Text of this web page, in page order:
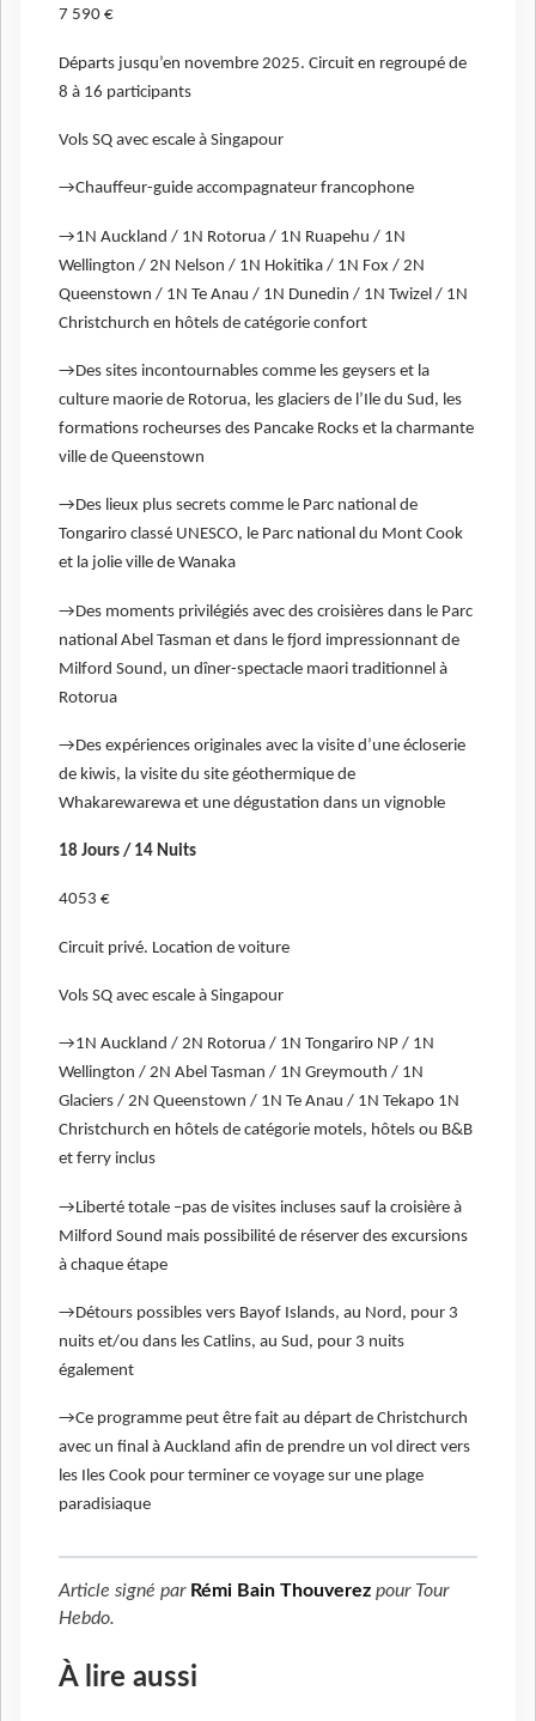
7 590 €
Départs jusqu’en novembre 2025. Circuit en regroupé de
8 à 16 participants
Vols SQ avec escale à Singapour
→Chauffeur-guide accompagnateur francophone
→1N Auckland / 1N Rotorua / 1N Ruapehu / 1N
Wellington / 2N Nelson / 1N Hokitika / 1N Fox / 2N
Queenstown / 1N Te Anau / 1N Dunedin / 1N Twizel / 1N
Christchurch en hôtels de catégorie confort
→Des sites incontournables comme les geysers et la
culture maorie de Rotorua, les glaciers de l’Ile du Sud, les
formations rocheurses des Pancake Rocks et la charmante
ville de Queenstown
→Des lieux plus secrets comme le Parc national de
Tongariro classé UNESCO, le Parc national du Mont Cook
et la jolie ville de Wanaka
→Des moments privilégiés avec des croisières dans le Parc
national Abel Tasman et dans le fjord impressionnant de
Milford Sound, un dîner-spectacle maori traditionnel à
Rotorua
→Des expériences originales avec la visite d’une écloserie
de kiwis, la visite du site géothermique de
Whakarewarewa et une dégustation dans un vignoble
18 Jours / 14 Nuits
4053 €
Circuit privé. Location de voiture
Vols SQ avec escale à Singapour
→1N Auckland / 2N Rotorua / 1N Tongariro NP / 1N
Wellington / 2N Abel Tasman / 1N Greymouth / 1N
Glaciers / 2N Queenstown / 1N Te Anau / 1N Tekapo 1N
Christchurch en hôtels de catégorie motels, hôtels ou B&B
et ferry inclus
→Liberté totale –pas de visites incluses sauf la croisière à
Milford Sound mais possibilité de réserver des excursions
à chaque étape
→Détours possibles vers Bayof Islands, au Nord, pour 3
nuits et/ou dans les Catlins, au Sud, pour 3 nuits
également
→Ce programme peut être fait au départ de Christchurch
avec un final à Auckland afin de prendre un vol direct vers
les Iles Cook pour terminer ce voyage sur une plage
paradisiaque
Article signé par Rémi Bain Thouverez pour Tour
Hebdo.
À lire aussi